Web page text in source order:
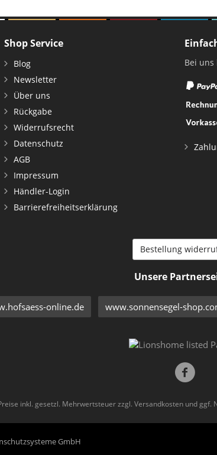
Shop Service
Blog
Newsletter
Über uns
Rückgabe
Widerrufsrecht
Datenschutz
AGB
Impressum
Händler-Login
Barrierefreiheitserklärung
Bei
Bestellung
Unsere
online.de www.sonnensegel-
inkl. gesetzl. Mehrwertsteuer zzgl. Versandkostenund ggf.
GmbH